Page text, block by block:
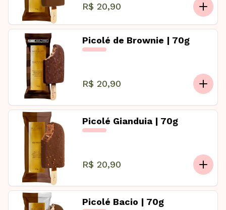
R$ 20,90
Picolé de Brownie | 70g
R$ 20,90
Picolé Gianduia | 70g
R$ 20,90
Picolé Bacio | 70g